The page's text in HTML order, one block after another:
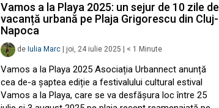
Vamos a la Playa 2025: un sejur de 10 zile de
vacanță urbană pe Plaja Grigorescu din Cluj-
Napoca
de Iulia Marc joi, 24 iulie 2025 < 1 Minute
Vamos a la Playa 2025 Asociația Urbannect anunță
cea de-a șaptea ediție a festivalului cultural estival
Vamos a la Playa, care se va desfăşura loc între 25